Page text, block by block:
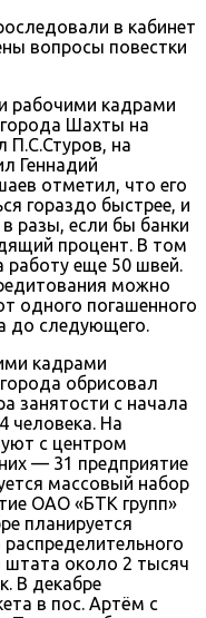
в кабинет
вопросы повестки
рабочими кадрами
Шахты на
П.С.Стуров, на
Геннадий
отметил, что его
гораздо быстрее, и
разы, если бы банки
процент. В том
еще 50 швей.
можно
одного погашенного
до следующего.
кадрами
обрисовал
занятости с начала
человека. На
с центром
— 31 предприятие
массовый набор
ОАО «БТК групп»
планируется
штата около 2 тысяч
В декабре
в пос. Артём с